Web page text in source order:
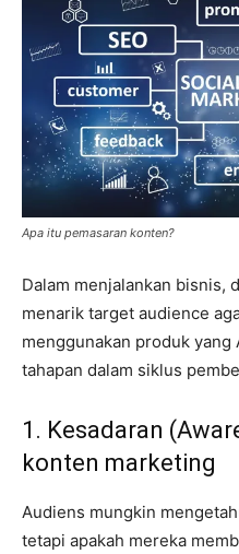
Apa itu pemasaran konten?
Dalam menjalankan bisnis,
menarik target audience
menggunakan produk yang
tahapan dalam siklus
1. Kesadaran
konten marketing
Audiens mungkin
tetapi apakah mereka